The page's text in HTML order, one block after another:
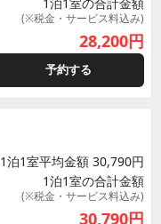
(※税金・サービス料込み)
28,200円
予約する
1泊1室平均金額 30,790円
1泊1室の合計金額
(※税金・サービス料込み)
30,790円